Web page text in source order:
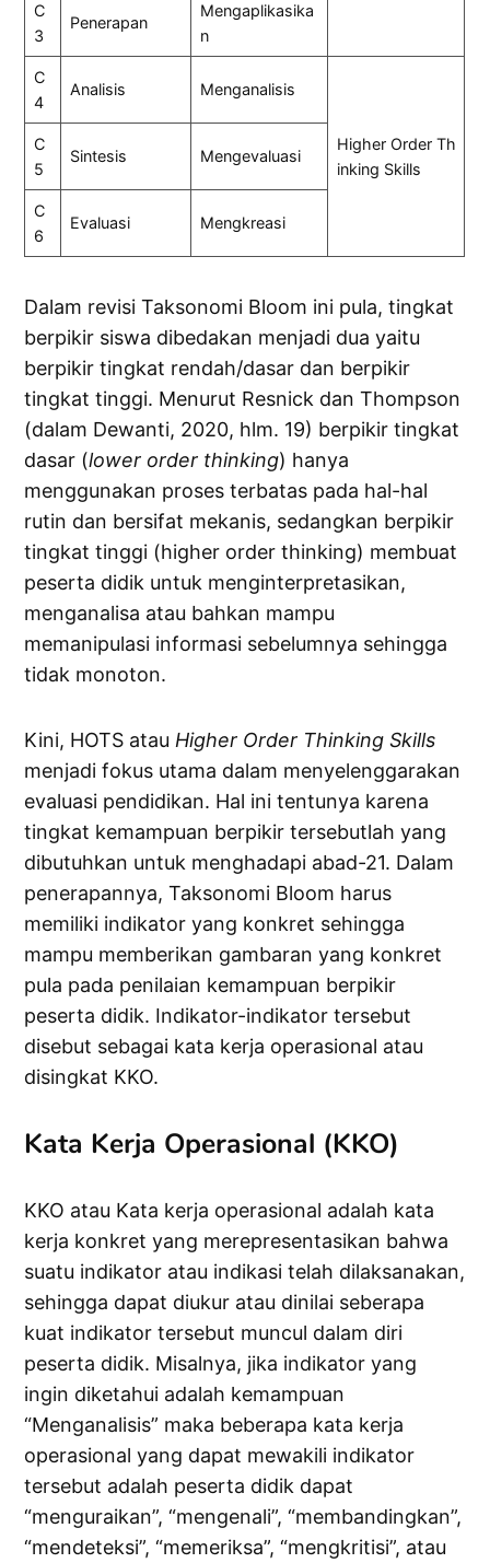
C
3
Penerapan
Mengaplikasika
n
C
4
Analisis Menganalisis
Higher Order Th
inking Skills
C
5
Sintesis Mengevaluasi
C
6
Evaluasi Mengkreasi
Dalam revisi Taksonomi Bloom ini pula, tingkat
berpikir siswa dibedakan menjadi dua yaitu
berpikir tingkat rendah/dasar dan berpikir
tingkat tinggi. Menurut Resnick dan Thompson
(dalam Dewanti, 2020, hlm. 19) berpikir tingkat
dasar (lower order thinking) hanya
menggunakan proses terbatas pada hal-hal
rutin dan bersifat mekanis, sedangkan berpikir
tingkat tinggi (higher order thinking) membuat
peserta didik untuk menginterpretasikan,
menganalisa atau bahkan mampu
memanipulasi informasi sebelumnya sehingga
tidak monoton.
Kini, HOTS atau Higher Order Thinking Skills
menjadi fokus utama dalam menyelenggarakan
evaluasi pendidikan. Hal ini tentunya karena
tingkat kemampuan berpikir tersebutlah yang
dibutuhkan untuk menghadapi abad-21. Dalam
penerapannya, Taksonomi Bloom harus
memiliki indikator yang konkret sehingga
mampu memberikan gambaran yang konkret
pula pada penilaian kemampuan berpikir
peserta didik. Indikator-indikator tersebut
disebut sebagai kata kerja operasional atau
disingkat KKO.
Kata Kerja Operasional (KKO)
KKO atau Kata kerja operasional adalah kata
kerja konkret yang merepresentasikan bahwa
suatu indikator atau indikasi telah dilaksanakan,
sehingga dapat diukur atau dinilai seberapa
kuat indikator tersebut muncul dalam diri
peserta didik. Misalnya, jika indikator yang
ingin diketahui adalah kemampuan
“Menganalisis” maka beberapa kata kerja
operasional yang dapat mewakili indikator
tersebut adalah peserta didik dapat
“menguraikan”, “mengenali”, “membandingkan”,
“mendeteksi”, “memeriksa”, “mengkritisi”, atau